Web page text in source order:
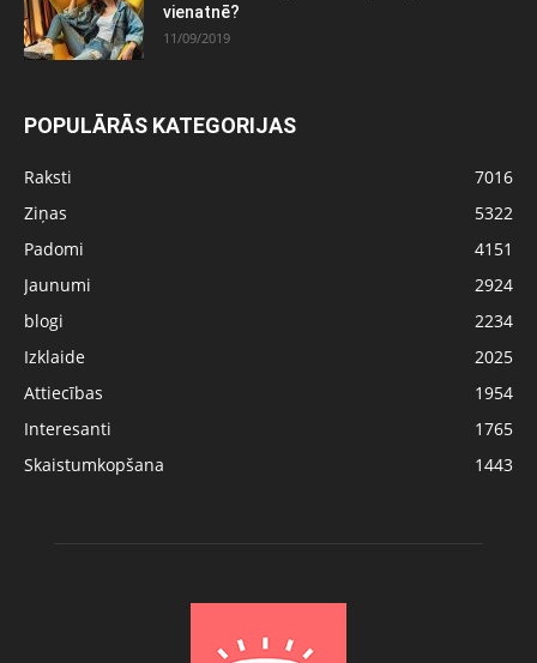
vienatnē?
11/09/2019
POPULĀRĀS KATEGORIJAS
Raksti
7016
Ziņas
5322
Padomi
4151
Jaunumi
2924
blogi
2234
Izklaide
2025
Attiecības
1954
Interesanti
1765
Skaistumkopšana
1443